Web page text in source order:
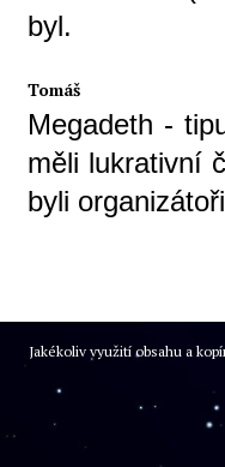
byl.
Tomáš
Megadeth -
měli lukrativní
byli
Jakékoliv využití obsahu a